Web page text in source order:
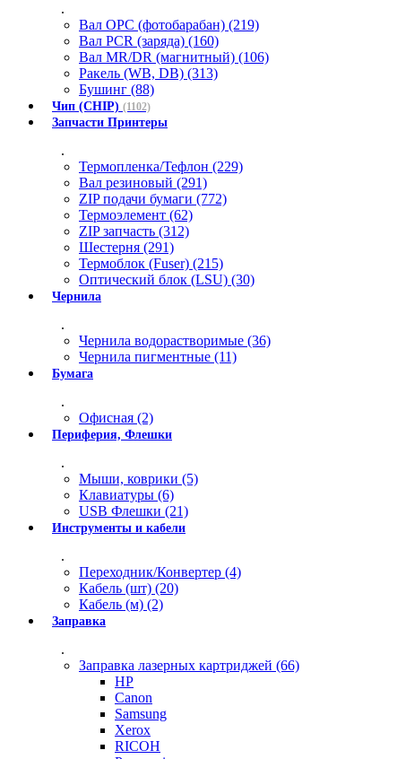
.
Вал OPC (фотобарабан) (219)
Вал PCR (заряда) (160)
Вал MR/DR (магнитный) (106)
Ракель (WB, DB) (313)
Бушинг (88)
Чип (CHIP) (1102)
Запчасти Принтеры
.
Термопленка/Тефлон (229)
Вал резиновый (291)
ZIP подачи бумаги (772)
Термоэлемент (62)
ZIP запчасть (312)
Шестерня (291)
Термоблок (Fuser) (215)
Оптический блок (LSU) (30)
Чернила
.
Чернила водорастворимые (36)
Чернила пигментные (11)
Бумага
.
Офисная (2)
Периферия, Флешки
.
Мыши, коврики (5)
Клавиатуры (6)
USB Флешки (21)
Инструменты и кабели
.
Переходник/Конвертер (4)
Кабель (шт) (20)
Кабель (м) (2)
Заправка
.
Заправка лазерных картриджей (66)
HP
Canon
Samsung
Xerox
RICOH